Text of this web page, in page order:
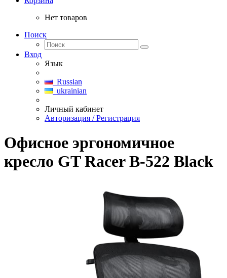
Нет товаров
Поиск
Вход
Язык
Russian
ukrainian
Личный кабинет
Авторизация / Регистрация
Офисное эргономичное
кресло GT Racer B-522 Black